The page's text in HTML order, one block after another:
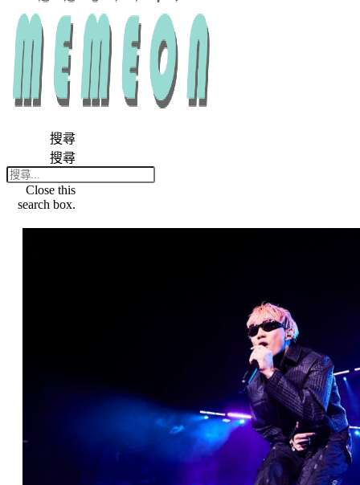
搜尋
搜尋
Close this
search box.